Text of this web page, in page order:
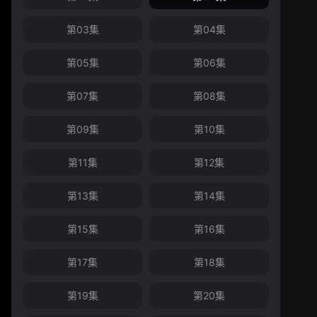
第03集 第04集
第05集 第06集
第07集 第08集
第09集 第10集
第11集 第12集
第13集 第14集
第15集 第16集
第17集 第18集
第19集 第20集